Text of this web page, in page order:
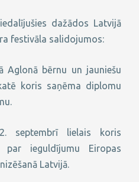
dažādos Latvijā
festivāla salidojumos:
Aglonā bērnu un jauniešu
koris saņēma diplomu
septembrī lielais koris
par ieguldījumu Eiropas
Latvijā.